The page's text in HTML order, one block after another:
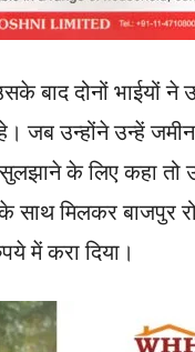
बाद दोनों भाईयों
जब उन्होंने उन्हें
के लिए कहा तो
साथ मिलकर बाजपुर
में करा दिया।